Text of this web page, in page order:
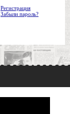
Регистрация
Забыли пароль?